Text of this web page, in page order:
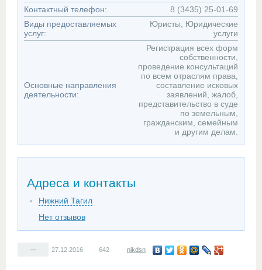
Контактный телефон:
8 (3435) 25-01-69
Виды предоставляемых
услуг:
Юристы, Юридические
услуги
Основные направления
деятельности:
Регистрация всех форм
собственности,
проведение консультаций
по всем отраслям права,
составление исковых
заявлений, жалоб,
представительство в суде
по земельным,
гражданским, семейным
и другим делам.
Адреса и контакты
Нижний Тагил
Нет отзывов
— 27.12.2016 642 nikdsn